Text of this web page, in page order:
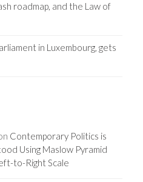
roadmap, and the Law of
in Luxembourg, gets
Contemporary Politics is
Using Maslow Pyramid
to-Right Scale